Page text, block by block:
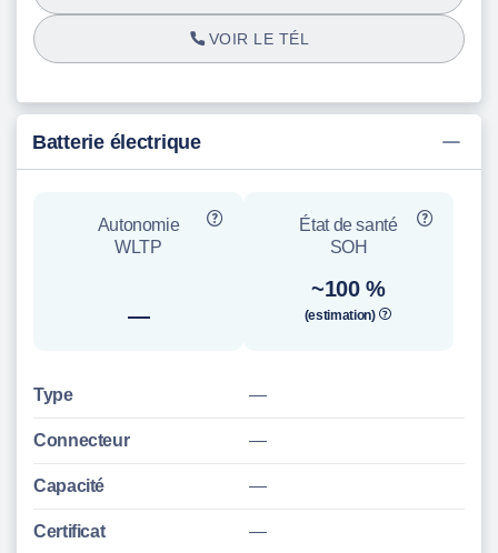
VOIR LE TÉL
Batterie électrique
Autonomie
WLTP
—
État de santé
SOH
~100 %
(estimation)
Type —
Connecteur —
Capacité —
Certificat —